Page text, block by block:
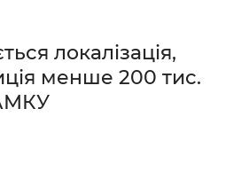
локалізація,
менше 200 тис.